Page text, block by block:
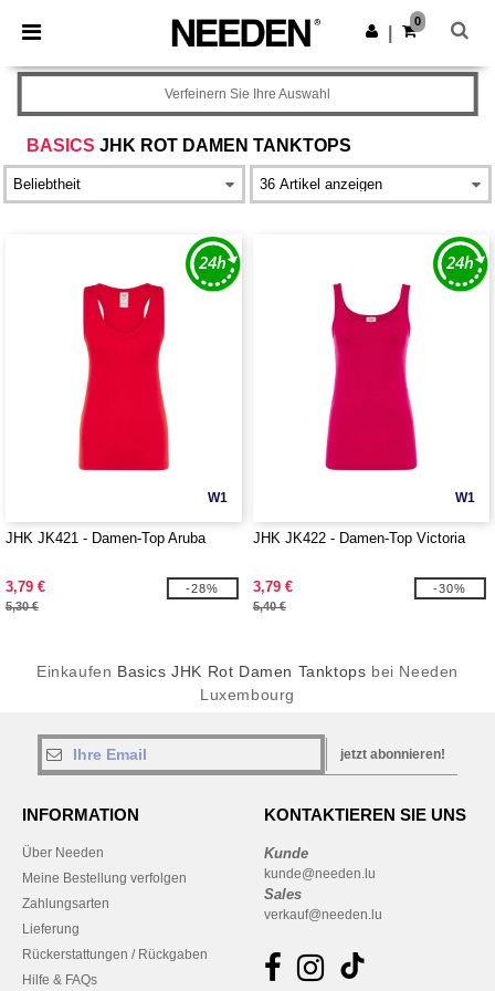
× Needen App
Bessere Preise in der App!
App holen
0
BASICS JHK ROT DAMEN TANKTOPS
Verfeinern Sie Ihre Auswahl
W1
JHK JK421 - Damen-Top Aruba
3,79 €
5,30 €
-28%
W1
JHK JK422 - Damen-Top Victoria
3,79 €
5,40 €
-30%
Einkaufen Basics JHK Rot Damen Tanktops bei Needen
Luxembourg
jetzt abonnieren!
INFORMATION
Über Needen
Meine Bestellung verfolgen
Zahlungsarten
Lieferung
Rückerstattungen / Rückgaben
Hilfe & FAQs
KONTAKTIEREN SIE UNS
Kunde
kunde@needen.lu
Sales
verkauf@needen.lu